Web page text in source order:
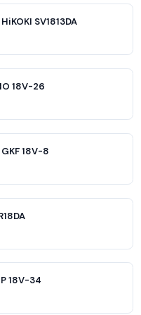
SV1813DA
18V-26
18V-8
18V-34